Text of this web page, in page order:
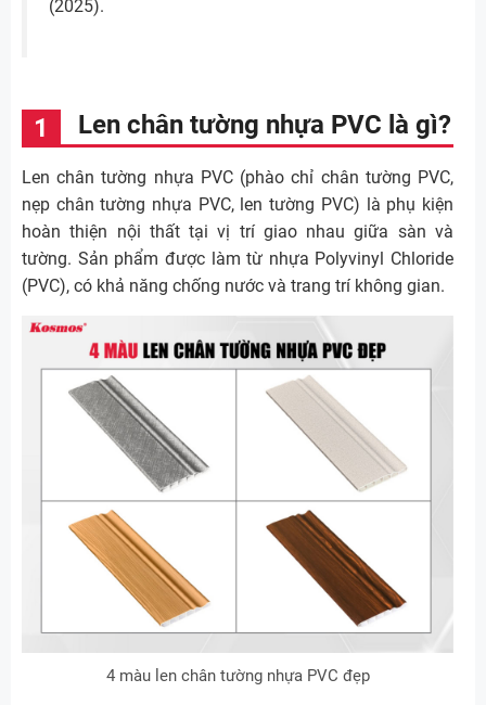
(2025).
Len chân tường nhựa PVC là gì?
Len chân tường nhựa PVC (phào chỉ chân tường PVC,
nẹp chân tường nhựa PVC, len tường PVC) là phụ kiện
hoàn thiện nội thất tại vị trí giao nhau giữa sàn và
tường. Sản phẩm được làm từ nhựa Polyvinyl Chloride
(PVC), có khả năng chống nước và trang trí không gian.
4 màu len chân tường nhựa PVC đẹp